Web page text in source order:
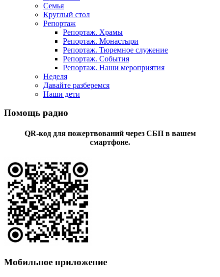
Семья
Круглый стол
Репортаж
Репортаж. Храмы
Репортаж. Монастыри
Репортаж. Тюремное служение
Репортаж. События
Репортаж. Наши мероприятия
Неделя
Давайте разберемся
Наши дети
Помощь радио
QR-код для пожертвований через СБП в вашем
смартфоне.
Мобильное приложение